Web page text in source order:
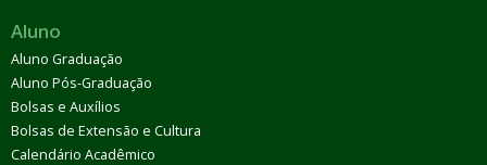
Aluno
Aluno Graduação
Aluno Pós-Graduação
Bolsas e Auxílios
Bolsas de Extensão e Cultura
Calendário Acadêmico